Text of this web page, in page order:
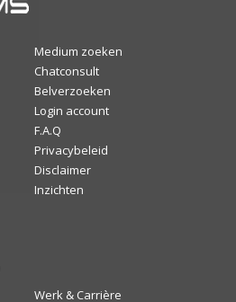
Medium zoeken
Chatconsult
Belverzoeken
Login account
F.A.Q
Privacybeleid
Disclaimer
Inzichten
Werk & Carrière